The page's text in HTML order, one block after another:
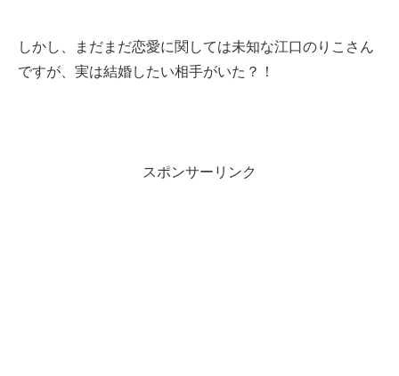
しかし、まだまだ恋愛に関しては未知な江口のりこさん
ですが、実は結婚したい相手がいた？！
スポンサーリンク